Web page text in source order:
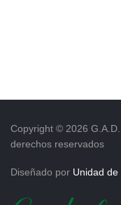
Copyright © 2026
derechos reservados
Diseñado por Unidad